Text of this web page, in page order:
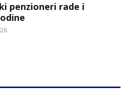
penzioneri rade i